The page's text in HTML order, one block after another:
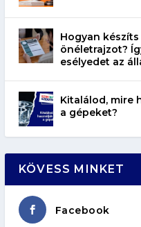
Hogyan
önéletrajzot?
esélyedet az
Kitalálod, mire
a gépeket?
KÖVESS MINKET
Facebook